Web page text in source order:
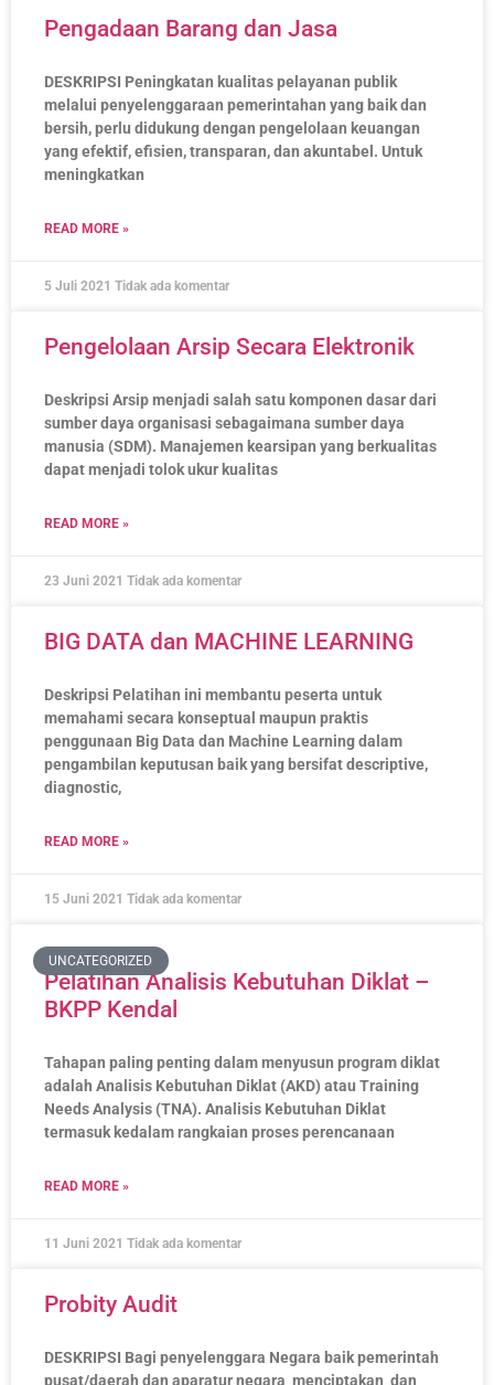
Pengadaan Barang dan Jasa
DESKRIPSI Peningkatan kualitas pelayanan publik
melalui penyelenggaraan pemerintahan yang baik dan
bersih, perlu didukung dengan pengelolaan keuangan
yang efektif, efisien, transparan, dan akuntabel. Untuk
meningkatkan
READ MORE »
5 Juli 2021 Tidak ada komentar
Pengelolaan Arsip Secara Elektronik
Deskripsi Arsip menjadi salah satu komponen dasar dari
sumber daya organisasi sebagaimana sumber daya
manusia (SDM). Manajemen kearsipan yang berkualitas
dapat menjadi tolok ukur kualitas
READ MORE »
23 Juni 2021 Tidak ada komentar
BIG DATA dan MACHINE LEARNING
Deskripsi Pelatihan ini membantu peserta untuk
memahami secara konseptual maupun praktis
penggunaan Big Data dan Machine Learning dalam
pengambilan keputusan baik yang bersifat descriptive,
diagnostic,
READ MORE »
15 Juni 2021 Tidak ada komentar
UNCATEGORIZED
Pelatihan Analisis Kebutuhan Diklat –
BKPP Kendal
Tahapan paling penting dalam menyusun program diklat
adalah Analisis Kebutuhan Diklat (AKD) atau Training
Needs Analysis (TNA). Analisis Kebutuhan Diklat
termasuk kedalam rangkaian proses perencanaan
READ MORE »
11 Juni 2021 Tidak ada komentar
Probity Audit
DESKRIPSI Bagi penyelenggara Negara baik pemerintah
pusat/daerah dan aparatur negara menciptakan dan